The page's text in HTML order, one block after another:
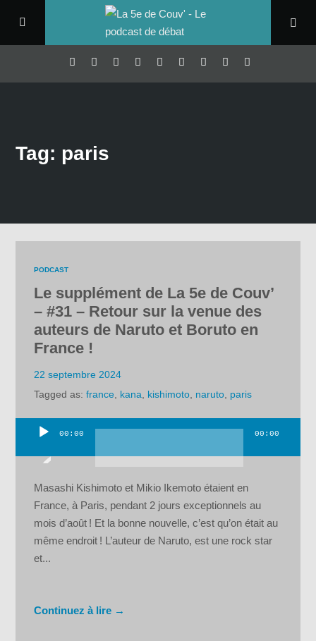
Tag: paris
PODCAST
Le supplément de La 5e de Couv’
– #31 – Retour sur la venue des
auteurs de Naruto et Boruto en
France !
22 septembre 2024
Tagged as:france kana kishimoto naruto paris
00:00 00:00
Masashi Kishimoto et Mikio Ikemoto étaient en
France, à Paris, pendant 2 jours exceptionnels au
mois d’août ! Et la bonne nouvelle, c’est qu’on était au
même endroit ! L’auteur de Naruto, est une rock star
et...
Continuez à lire →